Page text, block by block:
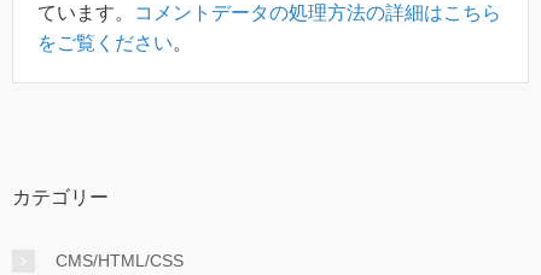
ています。
コメントデータの処理方法の詳細はこちら
をご覧ください。
カテゴリー
CMS/HTML/CSS